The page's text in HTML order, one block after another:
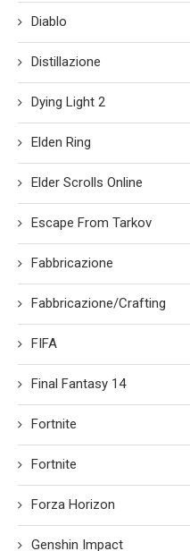
Diablo
Distillazione
Dying Light 2
Elden Ring
Elder Scrolls Online
Escape From Tarkov
Fabbricazione
Fabbricazione/Crafting
FIFA
Final Fantasy 14
Fortnite
Fortnite
Forza Horizon
Genshin Impact